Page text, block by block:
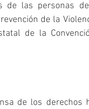
las personas de
de la
de la
de los derechos